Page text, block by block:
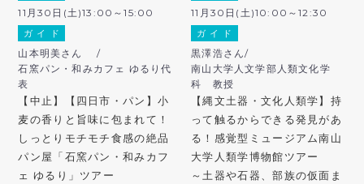
11月30日(土)13:00～15:00
ガ イ ド
山本明美さん /
石窯パン・和みカフェ ゆるり代
表
【中止】【四日市・パン】小
麦の香りと旨味に包まれて！
しっとりモチモチ食感の絶品
パン屋「石窯パン・和みカフ
ェ ゆるり」ツアー
11月30日(土)10:00～12:30
ガ イ ド
黒澤浩さん/
南山大学人文学部人類文化学
科 教授
【縄文土器・文化人類学】持
って触るからできる発見があ
る！感覚型ミュージアム南山
大学人類学博物館ツアー
～土器や石器、部族の仮面ま